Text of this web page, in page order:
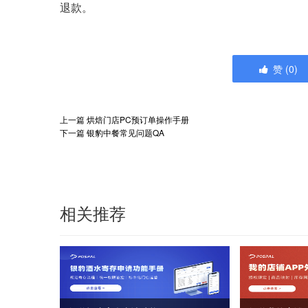
退款。
赞 (0)
上一篇烘焙门店PC预订单操作手册
下一篇银豹中餐常见问题QA
相关推荐